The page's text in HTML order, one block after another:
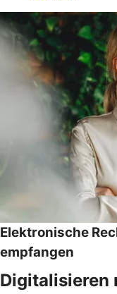
Elektronische
empfangen
Digitalisieren